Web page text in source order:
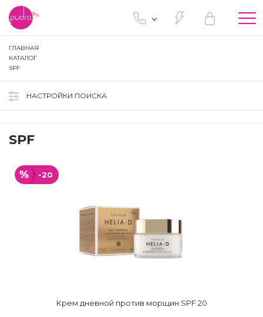
ГЛАВНАЯ
КАТАЛОГ
SPF
НАСТРОЙКИ ПОИСКА
SPF
-20
Крем дневной против морщин SPF 20